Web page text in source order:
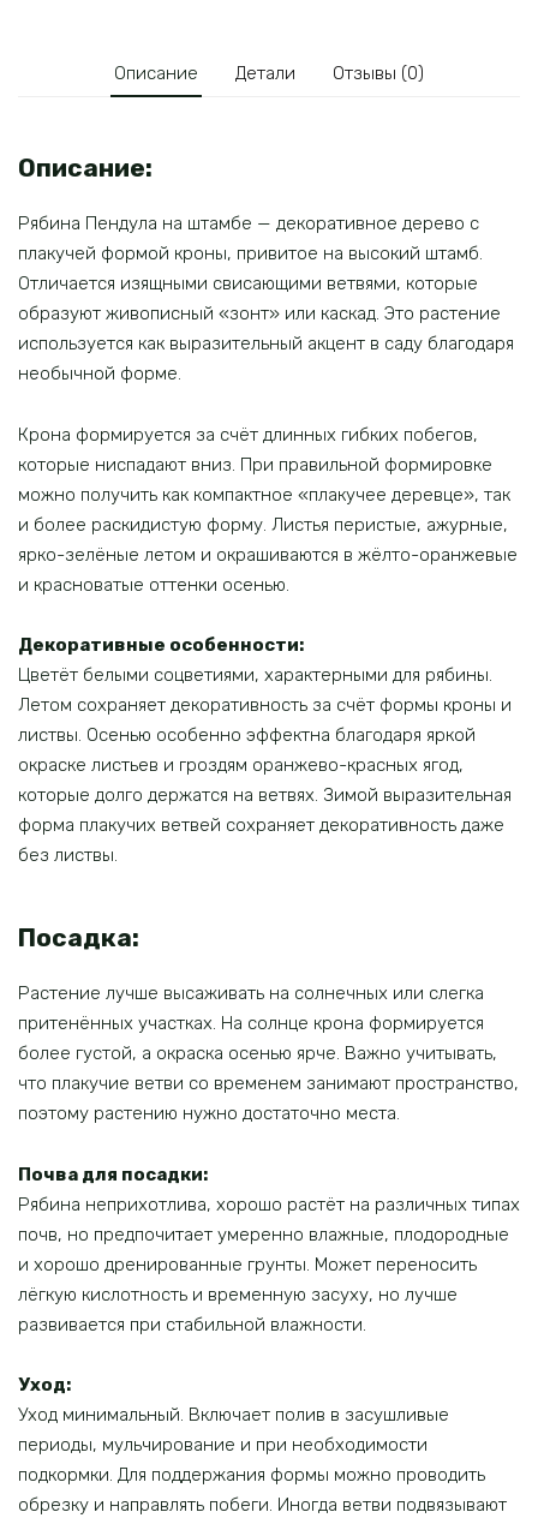
Описание Детали Отзывы (0)
Описание:
Рябина Пендула на штамбе — декоративное дерево с
плакучей формой кроны, привитое на высокий штамб.
Отличается изящными свисающими ветвями, которые
образуют живописный «зонт» или каскад. Это растение
используется как выразительный акцент в саду благодаря
необычной форме.
Крона формируется за счёт длинных гибких побегов,
которые ниспадают вниз. При правильной формировке
можно получить как компактное «плакучее деревце», так
и более раскидистую форму. Листья перистые, ажурные,
ярко-зелёные летом и окрашиваются в жёлто-оранжевые
и красноватые оттенки осенью.
Декоративные особенности:
Цветёт белыми соцветиями, характерными для рябины.
Летом сохраняет декоративность за счёт формы кроны и
листвы. Осенью особенно эффектна благодаря яркой
окраске листьев и гроздям оранжево-красных ягод,
которые долго держатся на ветвях. Зимой выразительная
форма плакучих ветвей сохраняет декоративность даже
без листвы.
Посадка:
Растение лучше высаживать на солнечных или слегка
притенённых участках. На солнце крона формируется
более густой, а окраска осенью ярче. Важно учитывать,
что плакучие ветви со временем занимают пространство,
поэтому растению нужно достаточно места.
Почва для посадки:
Рябина неприхотлива, хорошо растёт на различных типах
почв, но предпочитает умеренно влажные, плодородные
и хорошо дренированные грунты. Может переносить
лёгкую кислотность и временную засуху, но лучше
развивается при стабильной влажности.
Уход:
Уход минимальный. Включает полив в засушливые
периоды, мульчирование и при необходимости
подкормки. Для поддержания формы можно проводить
обрезку и направлять побеги. Иногда ветви подвязывают